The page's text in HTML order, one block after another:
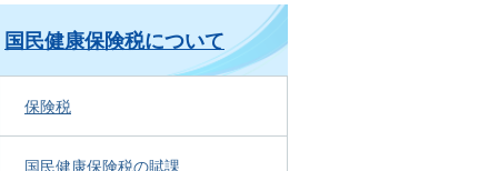
国民健康保険税について
保険税
国民健康保険税の賦課